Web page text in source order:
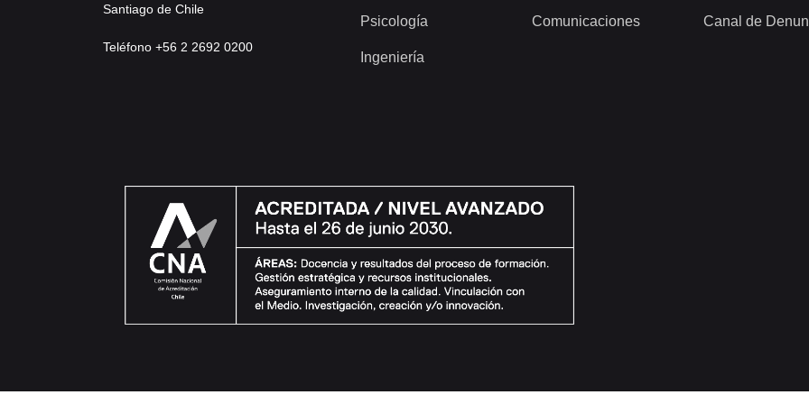
Santiago de Chile
Teléfono +56 2 2692 0200
Psicología
Ingeniería
Comunicaciones Canal de